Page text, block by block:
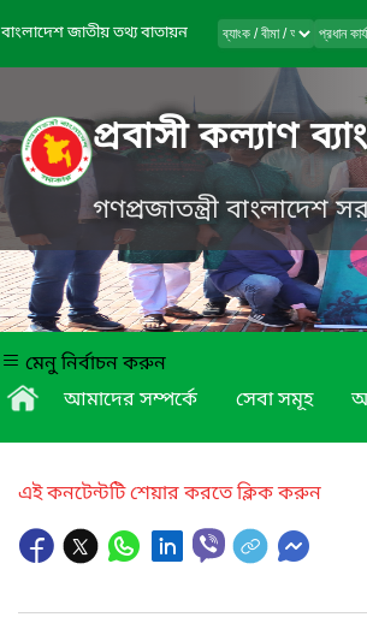
বাংলাদেশ জাতীয় তথ্য বাতায়ন
প্রবাসী কল্যাণ
গণপ্রজাতন্ত্রী বাংলাদেশ
মেনু নির্বাচন করুন
আমাদের সম্পর্কে
সেবা সমূহ
এই কনটেন্টটি শেয়ার করতে ক্লিক করুন